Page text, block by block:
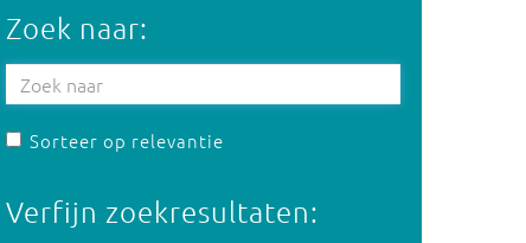
Zoek naar:
Sorteer op relevantie
Verfijn zoekresultaten: